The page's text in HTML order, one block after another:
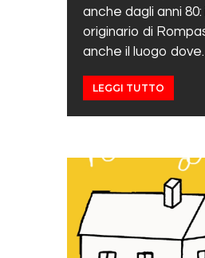
anche dagli anni
originario di
anche il luogo
LEGGI TUTTO